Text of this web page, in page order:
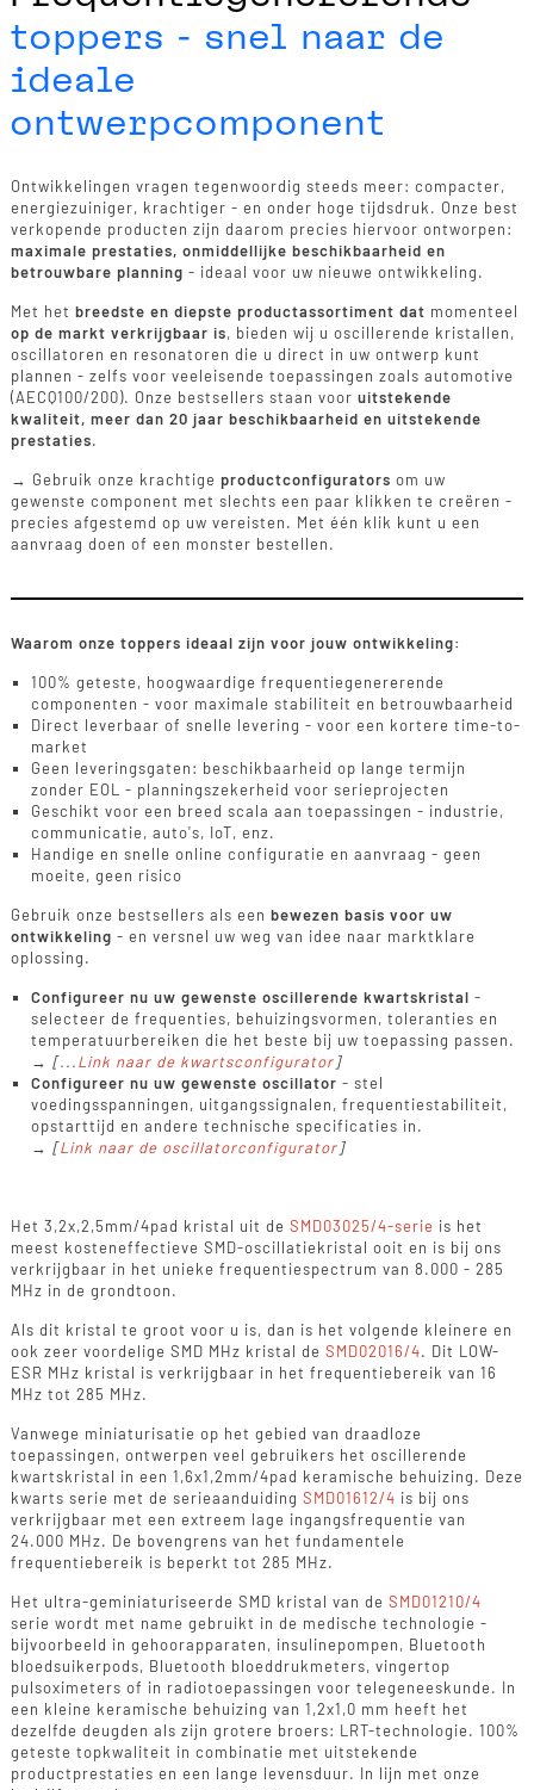
toppers - snel naar de
ideale
ontwerpcomponent
Ontwikkelingen vragen tegenwoordig steeds meer: compacter,
energiezuiniger, krachtiger - en onder hoge tijdsdruk. Onze best
verkopende producten zijn daarom precies hiervoor ontworpen:
maximale prestaties, onmiddellijke beschikbaarheid en
betrouwbare planning - ideaal voor uw nieuwe ontwikkeling.
Met het breedste en diepste productassortiment dat momenteel
op de markt verkrijgbaar is, bieden wij u oscillerende kristallen,
oscillatoren en resonatoren die u direct in uw ontwerp kunt
plannen - zelfs voor veeleisende toepassingen zoals automotive
(AECQ100/200). Onze bestsellers staan voor uitstekende
kwaliteit, meer dan 20 jaar beschikbaarheid en uitstekende
prestaties.
→ Gebruik onze krachtige productconfigurators om uw
gewenste component met slechts een paar klikken te creëren -
precies afgestemd op uw vereisten. Met één klik kunt u een
aanvraag doen of een monster bestellen.
Waarom onze toppers ideaal zijn voor jouw ontwikkeling:
100% geteste, hoogwaardige frequentiegenererende
componenten - voor maximale stabiliteit en betrouwbaarheid
Direct leverbaar of snelle levering - voor een kortere time-to-
market
Geen leveringsgaten: beschikbaarheid op lange termijn
zonder EOL - planningszekerheid voor serieprojecten
Geschikt voor een breed scala aan toepassingen - industrie,
communicatie, auto's, IoT, enz.
Handige en snelle online configuratie en aanvraag - geen
moeite, geen risico
Gebruik onze bestsellers als een bewezen basis voor uw
ontwikkeling - en versnel uw weg van idee naar marktklare
oplossing.
Configureer nu uw gewenste oscillerende kwartskristal -
selecteer de frequenties, behuizingsvormen, toleranties en
temperatuurbereiken die het beste bij uw toepassing passen.
→ [...Link naar de kwartsconfigurator]
Configureer nu uw gewenste oscillator - stel
voedingsspanningen, uitgangssignalen, frequentiestabiliteit,
opstarttijd en andere technische specificaties in.
→ [Link naar de oscillatorconfigurator]
Het 3,2x,2,5mm/4pad kristal uit de SMD03025/4-serie is het
meest kosteneffectieve SMD-oscillatiekristal ooit en is bij ons
verkrijgbaar in het unieke frequentiespectrum van 8.000 - 285
MHz in de grondtoon.
Als dit kristal te groot voor u is, dan is het volgende kleinere en
ook zeer voordelige SMD MHz kristal de SMD02016/4. Dit LOW-
ESR MHz kristal is verkrijgbaar in het frequentiebereik van 16
MHz tot 285 MHz.
Vanwege miniaturisatie op het gebied van draadloze
toepassingen, ontwerpen veel gebruikers het oscillerende
kwartskristal in een 1,6x1,2mm/4pad keramische behuizing. Deze
kwarts serie met de serieaanduiding SMD01612/4 is bij ons
verkrijgbaar met een extreem lage ingangsfrequentie van
24.000 MHz. De bovengrens van het fundamentele
frequentiebereik is beperkt tot 285 MHz.
Het ultra-geminiaturiseerde SMD kristal van de SMD01210/4
serie wordt met name gebruikt in de medische technologie -
bijvoorbeeld in gehoorapparaten, insulinepompen, Bluetooth
bloedsuikerpods, Bluetooth bloeddrukmeters, vingertop
pulsoximeters of in radiotoepassingen voor telegeneeskunde. In
een kleine keramische behuizing van 1,2x1,0 mm heeft het
dezelfde deugden als zijn grotere broers: LRT-technologie. 100%
geteste topkwaliteit in combinatie met uitstekende
productprestaties en een lange levensduur. In lijn met onze